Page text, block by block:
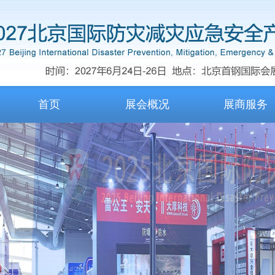
首页 展会概况 展商服务